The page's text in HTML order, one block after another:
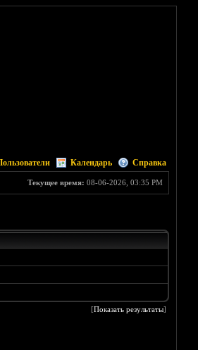
Календарь Справка
Текущее время: 08-06-2026, 03:35 PM
[Показать результаты]